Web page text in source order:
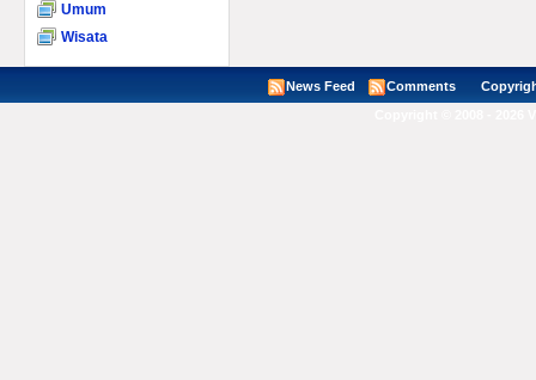
Umum
Wisata
News Feed Comments Copyright